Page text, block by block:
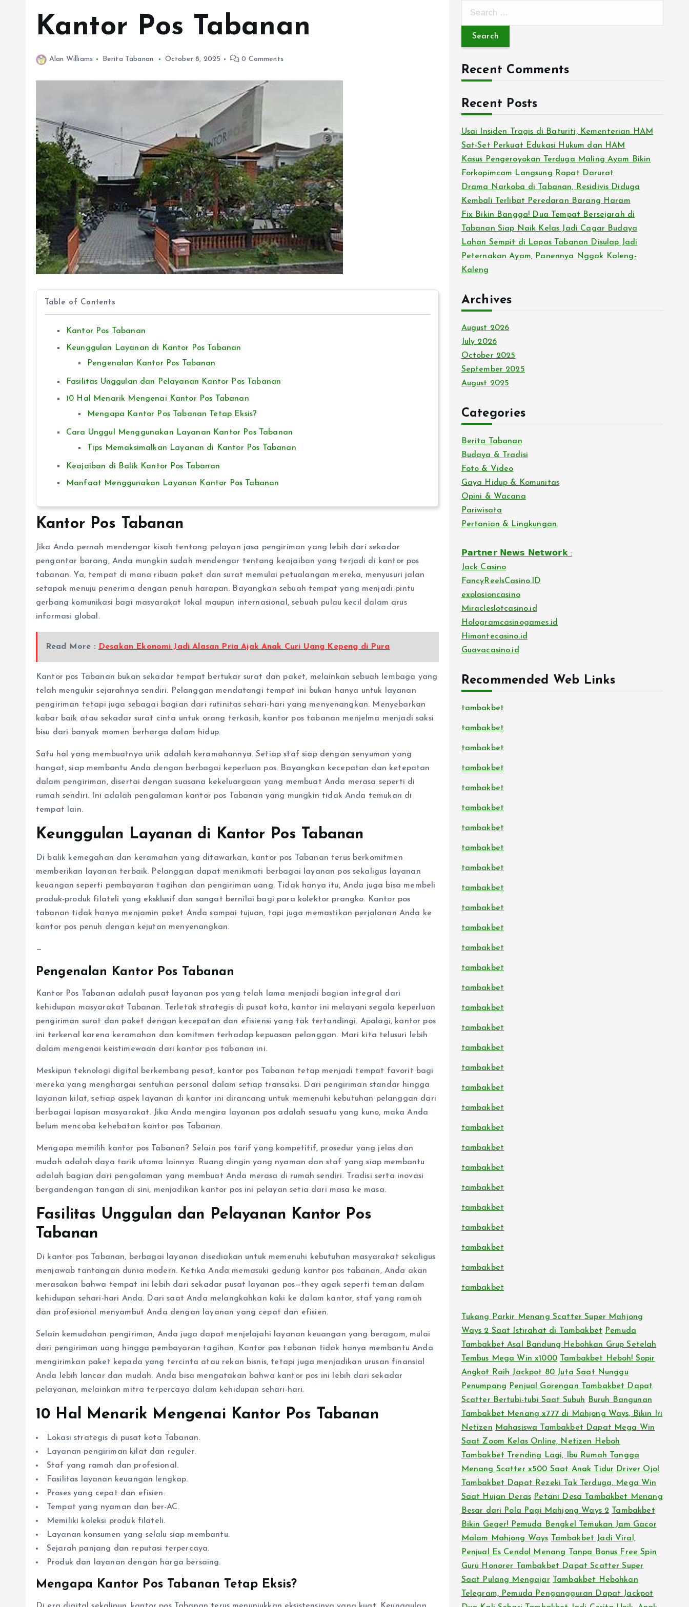
Kantor Pos Tabanan
Alan Williams Berita Tabanan October 8, 2025 0 Comments
Table of Contents
Kantor Pos Tabanan
Keunggulan Layanan di Kantor Pos Tabanan
Pengenalan Kantor Pos Tabanan
Fasilitas Unggulan dan Pelayanan Kantor Pos Tabanan
10 Hal Menarik Mengenai Kantor Pos Tabanan
Mengapa Kantor Pos Tabanan Tetap Eksis?
Cara Unggul Menggunakan Layanan Kantor Pos Tabanan
Tips Memaksimalkan Layanan di Kantor Pos Tabanan
Keajaiban di Balik Kantor Pos Tabanan
Manfaat Menggunakan Layanan Kantor Pos Tabanan
Kantor Pos Tabanan
Jika Anda pernah mendengar kisah tentang pelayan jasa pengiriman yang lebih dari sekadar
pengantar barang, Anda mungkin sudah mendengar tentang keajaiban yang terjadi di kantor pos
tabanan. Ya, tempat di mana ribuan paket dan surat memulai petualangan mereka, menyusuri jalan
setapak menuju penerima dengan penuh harapan. Bayangkan sebuah tempat yang menjadi pintu
gerbang komunikasi bagi masyarakat lokal maupun internasional, sebuah pulau kecil dalam arus
informasi global.
Read More : Desakan Ekonomi Jadi Alasan Pria Ajak Anak Curi Uang Kepeng di Pura
Kantor pos Tabanan bukan sekadar tempat bertukar surat dan paket, melainkan sebuah lembaga yang
telah mengukir sejarahnya sendiri. Pelanggan mendatangi tempat ini bukan hanya untuk layanan
pengiriman tetapi juga sebagai bagian dari rutinitas sehari-hari yang menyenangkan. Menyebarkan
kabar baik atau sekadar surat cinta untuk orang terkasih, kantor pos tabanan menjelma menjadi saksi
bisu dari banyak momen berharga dalam hidup.
Satu hal yang membuatnya unik adalah keramahannya. Setiap staf siap dengan senyuman yang
hangat, siap membantu Anda dengan berbagai keperluan pos. Bayangkan kecepatan dan ketepatan
dalam pengiriman, disertai dengan suasana kekeluargaan yang membuat Anda merasa seperti di
rumah sendiri. Ini adalah pengalaman kantor pos Tabanan yang mungkin tidak Anda temukan di
tempat lain.
Keunggulan Layanan di Kantor Pos Tabanan
Di balik kemegahan dan keramahan yang ditawarkan, kantor pos Tabanan terus berkomitmen
memberikan layanan terbaik. Pelanggan dapat menikmati berbagai layanan pos sekaligus layanan
keuangan seperti pembayaran tagihan dan pengiriman uang. Tidak hanya itu, Anda juga bisa membeli
produk-produk filateli yang eksklusif dan sangat bernilai bagi para kolektor prangko. Kantor pos
tabanan tidak hanya menjamin paket Anda sampai tujuan, tapi juga memastikan perjalanan Anda ke
kantor pos penuh dengan kejutan menyenangkan.
—
Pengenalan Kantor Pos Tabanan
Kantor Pos Tabanan adalah pusat layanan pos yang telah lama menjadi bagian integral dari
kehidupan masyarakat Tabanan. Terletak strategis di pusat kota, kantor ini melayani segala keperluan
pengiriman surat dan paket dengan kecepatan dan efisiensi yang tak tertandingi. Apalagi, kantor pos
ini terkenal karena keramahan dan komitmen terhadap kepuasan pelanggan. Mari kita telusuri lebih
dalam mengenai keistimewaan dari kantor pos tabanan ini.
Meskipun teknologi digital berkembang pesat, kantor pos Tabanan tetap menjadi tempat favorit bagi
mereka yang menghargai sentuhan personal dalam setiap transaksi. Dari pengiriman standar hingga
layanan kilat, setiap aspek layanan di kantor ini dirancang untuk memenuhi kebutuhan pelanggan dari
berbagai lapisan masyarakat. Jika Anda mengira layanan pos adalah sesuatu yang kuno, maka Anda
belum mencoba kehebatan kantor pos Tabanan.
Mengapa memilih kantor pos Tabanan? Selain pos tarif yang kompetitif, prosedur yang jelas dan
mudah adalah daya tarik utama lainnya. Ruang dingin yang nyaman dan staf yang siap membantu
adalah bagian dari pengalaman yang membuat Anda merasa di rumah sendiri. Tradisi serta inovasi
bergandengan tangan di sini, menjadikan kantor pos ini pelayan setia dari masa ke masa.
Fasilitas Unggulan dan Pelayanan Kantor Pos
Tabanan
Di kantor pos Tabanan, berbagai layanan disediakan untuk memenuhi kebutuhan masyarakat sekaligus
menjawab tantangan dunia modern. Ketika Anda memasuki gedung kantor pos tabanan, Anda akan
merasakan bahwa tempat ini lebih dari sekadar pusat layanan pos—they agak seperti teman dalam
kehidupan sehari-hari Anda. Dari saat Anda melangkahkan kaki ke dalam kantor, staf yang ramah
dan profesional menyambut Anda dengan layanan yang cepat dan efisien.
Selain kemudahan pengiriman, Anda juga dapat menjelajahi layanan keuangan yang beragam, mulai
dari pengiriman uang hingga pembayaran tagihan. Kantor pos tabanan tidak hanya membantu Anda
mengirimkan paket kepada yang tercinta atau rekan bisnis, tetapi juga menjadikan urusan finansial
Anda lebih lancar dan mudah. Anda bisa mengatakan bahwa kantor pos ini lebih dari sekadar
pelayanan, melainkan mitra terpercaya dalam kehidupan sehari-hari.
10 Hal Menarik Mengenai Kantor Pos Tabanan
Lokasi strategis di pusat kota Tabanan.
Layanan pengiriman kilat dan reguler.
Staf yang ramah dan profesional.
Fasilitas layanan keuangan lengkap.
Proses yang cepat dan efisien.
Tempat yang nyaman dan ber-AC.
Memiliki koleksi produk filateli.
Layanan konsumen yang selalu siap membantu.
Sejarah panjang dan reputasi terpercaya.
Produk dan layanan dengan harga bersaing.
Mengapa Kantor Pos Tabanan Tetap Eksis?
r
h
o
r
:
Recent Comments
Recent Posts
Usai Insiden Tragis di Baturiti, Kementerian HAM
Sat-Set Perkuat Edukasi Hukum dan HAM
Kasus Pengeroyokan Terduga Maling Ayam Bikin
Forkopimcam Langsung Rapat Darurat
Drama Narkoba di Tabanan, Residivis Diduga
Kembali Terlibat Peredaran Barang Haram
Fix Bikin Bangga! Dua Tempat Bersejarah di
Tabanan Siap Naik Kelas Jadi Cagar Budaya
Lahan Sempit di Lapas Tabanan Disulap Jadi
Peternakan Ayam, Panennya Nggak Kaleng-
Kaleng
Archives
August 2026
July 2026
October 2025
September 2025
August 2025
Categories
Berita Tabanan
Budaya & Tradisi
Foto & Video
Gaya Hidup & Komunitas
Opini & Wacana
Pariwisata
Pertanian & Lingkungan
𝗣𝗮𝗿𝘁𝗻𝗲𝗿 𝗡𝗲𝘄𝘀 𝗡𝗲𝘁𝘄𝗼𝗿𝗸 :
Jack Casino
FancyReelsCasino.ID
explosioncasino
Miracleslotcasino.id
Hologramcasinogames.id
Himontecasino.id
Guavacasino.id
Recommended Web Links
tambakbet
tambakbet
tambakbet
tambakbet
tambakbet
tambakbet
tambakbet
tambakbet
tambakbet
tambakbet
tambakbet
tambakbet
tambakbet
tambakbet
tambakbet
tambakbet
tambakbet
tambakbet
tambakbet
tambakbet
tambakbet
tambakbet
tambakbet
tambakbet
tambakbet
tambakbet
tambakbet
tambakbet
tambakbet
tambakbet
Tukang Parkir Menang Scatter Super Mahjong
Ways 2 Saat Istirahat di Tambakbet Pemuda
Tambakbet Asal Bandung Hebohkan Grup Setelah
Tembus Mega Win x1000
Tambakbet Heboh! Sopir
Angkot Raih Jackpot 80 Juta Saat Nunggu
Penumpang Penjual Gorengan Tambakbet Dapat
Scatter Bertubi-tubi Saat Subuh
Buruh Bangunan
Tambakbet Menang x777 di Mahjong Ways, Bikin Iri
Netizen Mahasiswa Tambakbet Dapat Mega Win
Saat Zoom Kelas Online, Netizen Heboh
Tambakbet Trending Lagi, Ibu Rumah Tangga
Menang Scatter x500 Saat Anak Tidur Driver Ojol
Tambakbet Dapat Rezeki Tak Terduga, Mega Win
Saat Hujan Deras Petani Desa Tambakbet Menang
Besar dari Pola Pagi Mahjong Ways 2
Tambakbet
Bikin Geger! Pemuda Bengkel Temukan Jam Gacor
Malam Mahjong Ways
Tambakbet Jadi Viral,
Penjual Es Cendol Menang Tanpa Bonus Free Spin
Guru Honorer Tambakbet Dapat Scatter Super
Saat Pulang Mengajar
Tambakbet Hebohkan
Telegram, Pemuda Pengangguran Dapat Jackpot